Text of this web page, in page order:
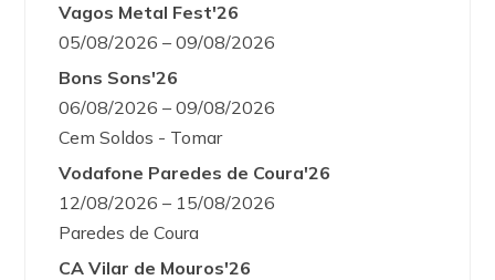
Vagos Metal Fest'26
05/08/2026 – 09/08/2026
Bons Sons'26
06/08/2026 – 09/08/2026
Cem Soldos - Tomar
Vodafone Paredes de Coura'26
12/08/2026 – 15/08/2026
Paredes de Coura
CA Vilar de Mouros'26